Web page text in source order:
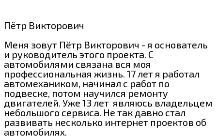
Пётр Викторович
Меня зовут Пётр Викторович - я основатель
и руководитель этого проекта. С
автомобилями связана вся моя
профессиональная жизнь. 17 лет я работал
автомехаником, начинал с работ по
подвеске, потом научился ремонту
двигателей. Уже 13 лет являюсь владельцем
небольшого сервиса. Не так давно стал
развивать несколько интернет проектов об
автомобилях.